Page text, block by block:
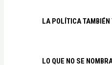
LA POLÍTICA
LO QUE NO SE